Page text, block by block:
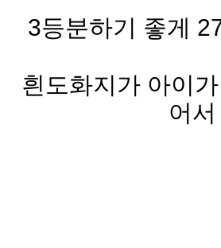
3등분하기 좋게
흰도화지가 아이
어